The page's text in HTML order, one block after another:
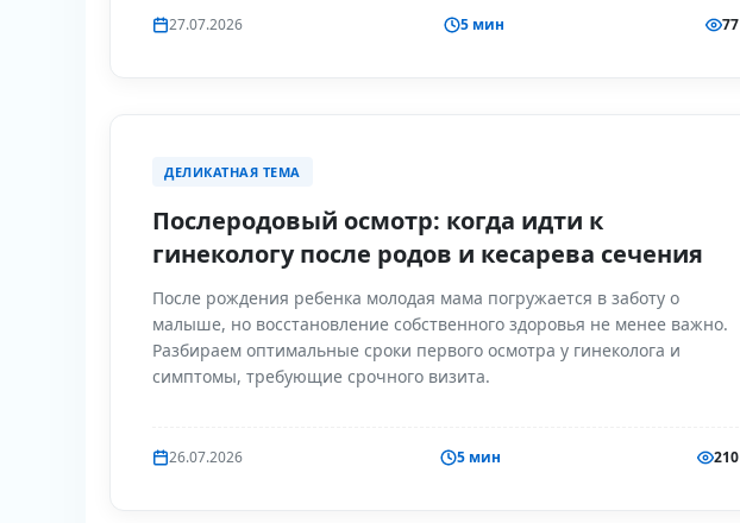
27.07.2026 5 мин 77
ДЕЛИКАТНАЯ ТЕМА
Послеродовый осмотр: когда идти к
гинекологу после родов и кесарева сечения
После рождения ребенка молодая мама погружается в заботу о
малыше, но восстановление собственного здоровья не менее важно.
Разбираем оптимальные сроки первого осмотра у гинеколога и
симптомы, требующие срочного визита.
26.07.2026 5 мин 210